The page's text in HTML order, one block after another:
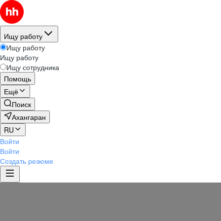
Ищу работу
Ищу работу
Ищу работу
Ищу сотрудника
Помощь
Ещё
Поиск
Ахангаран
RU
Войти
Войти
Создать резюме